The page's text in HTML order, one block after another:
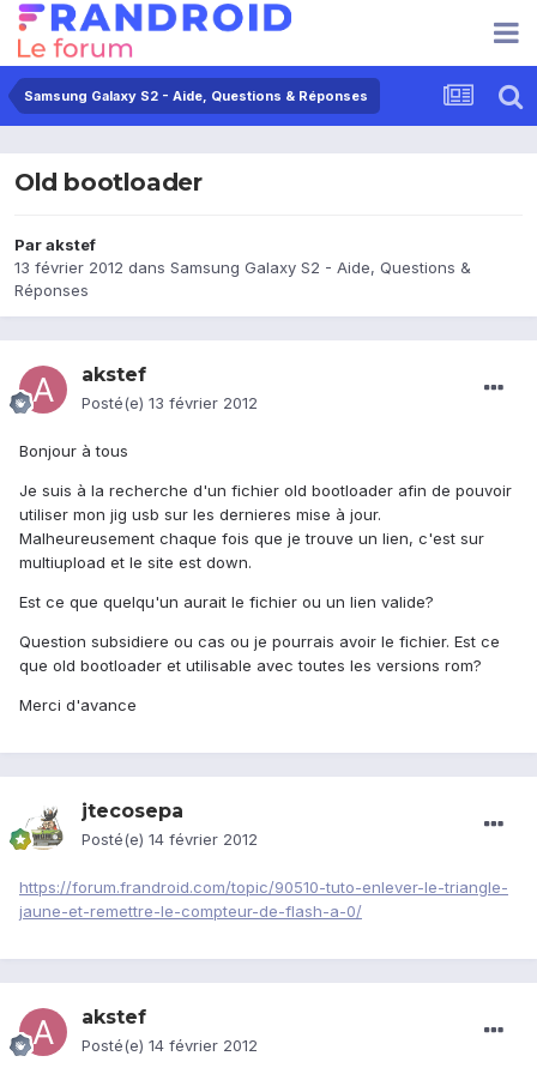
Samsung Galaxy S2 - Aide, Questions & Réponses
Old bootloader
Parakstef
13 février 2012 dans Samsung Galaxy S2 - Aide, Questions &
Réponses
akstef
Posté(e) 13 février 2012
Bonjour à tous
Je suis à la recherche d'un fichier old bootloader afin de pouvoir
utiliser mon jig usb sur les dernieres mise à jour.
Malheureusement chaque fois que je trouve un lien, c'est sur
multiupload et le site est down.
Est ce que quelqu'un aurait le fichier ou un lien valide?
Question subsidiere ou cas ou je pourrais avoir le fichier. Est ce
que old bootloader et utilisable avec toutes les versions rom?
Merci d'avance
jtecosepa
Posté(e) 14 février 2012
https://forum.frandroid.com/topic/90510-tuto-enlever-le-triangle-
jaune-et-remettre-le-compteur-de-flash-a-0/
akstef
Posté(e) 14 février 2012